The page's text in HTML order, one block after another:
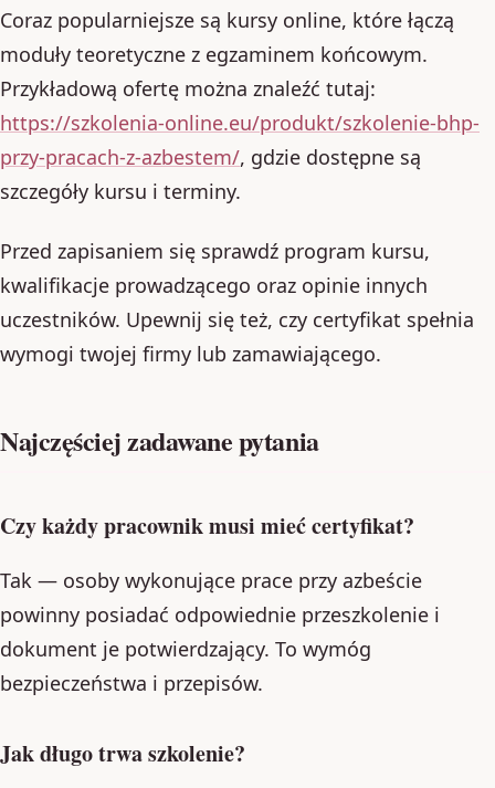
Coraz popularniejsze są kursy online, które łączą
moduły teoretyczne z egzaminem końcowym.
Przykładową ofertę można znaleźć tutaj:
https://szkolenia-online.eu/produkt/szkolenie-bhp-
przy-pracach-z-azbestem/, gdzie dostępne są
szczegóły kursu i terminy.
Przed zapisaniem się sprawdź program kursu,
kwalifikacje prowadzącego oraz opinie innych
uczestników. Upewnij się też, czy certyfikat spełnia
wymogi twojej firmy lub zamawiającego.
Najczęściej zadawane pytania
Czy każdy pracownik musi mieć certyfikat?
Tak — osoby wykonujące prace przy azbeście
powinny posiadać odpowiednie przeszkolenie i
dokument je potwierdzający. To wymóg
bezpieczeństwa i przepisów.
Jak długo trwa szkolenie?